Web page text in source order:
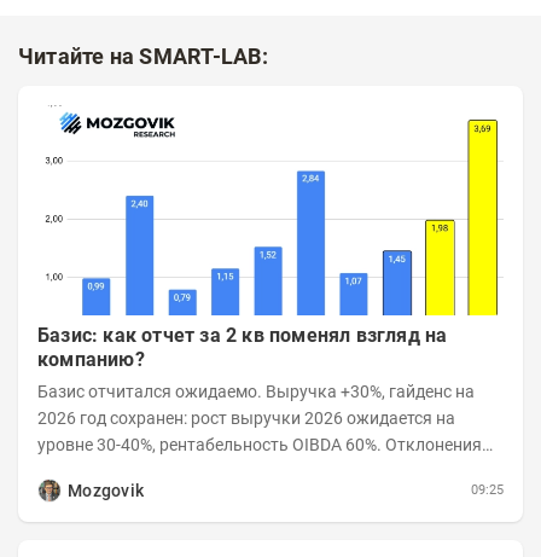
Читайте на SMART-LAB:
Базис: как отчет за 2 кв поменял взгляд на
компанию?
Базис отчитался ожидаемо. Выручка +30%, гайденс на
2026 год сохранен: рост выручки 2026 ожидается на
уровне 30-40%, рентабельность OIBDA 60%. Отклонения
Mozgovik
09:25